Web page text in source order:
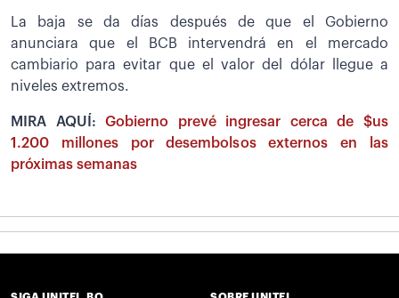
La baja se da días después de que el Gobierno
anunciara que el BCB intervendrá en el mercado
cambiario para evitar que el valor del dólar llegue a
niveles extremos.
MIRA AQUÍ:Gobierno prevé ingresar cerca de $us
1.200 millones por desembolsos externos en las
próximas semanas